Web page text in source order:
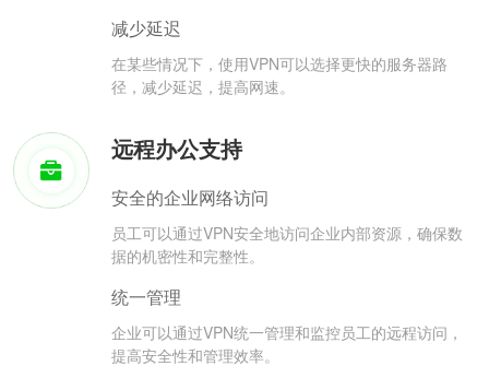
减少延迟
在某些情况下，使用VPN可以选择更快的服务器路
径，减少延迟，提高网速。
远程办公支持
安全的企业网络访问
员工可以通过VPN安全地访问企业内部资源，确保数
据的机密性和完整性。
统一管理
企业可以通过VPN统一管理和监控员工的远程访问，
提高安全性和管理效率。